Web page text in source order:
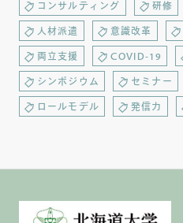
コンサルティング 研修
人材派遣 意識改革
両立支援 COVID-19
シンポジウム セミナー
ロールモデル 発信力